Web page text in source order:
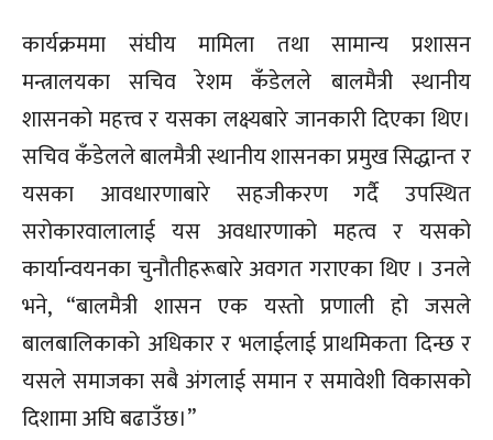
कार्यक्रममा संघीय मामिला तथा सामान्य प्रशासन
मन्त्रालयका सचिव रेशम कँडेलले बालमैत्री स्थानीय
शासनको महत्त्व र यसका लक्ष्यबारे जानकारी दिएका थिए।
सचिव कँडेलले बालमैत्री स्थानीय शासनका प्रमुख सिद्धान्त र
यसका आवधारणाबारे सहजीकरण गर्दै उपस्थित
सरोकारवालालाई यस अवधारणाको महत्व र यसको
कार्यान्वयनका चुनौतीहरूबारे अवगत गराएका थिए । उनले
भने, “बालमैत्री शासन एक यस्तो प्रणाली हो जसले
बालबालिकाको अधिकार र भलाईलाई प्राथमिकता दिन्छ र
यसले समाजका सबै अंगलाई समान र समावेशी विकासको
दिशामा अघि बढाउँछ।”